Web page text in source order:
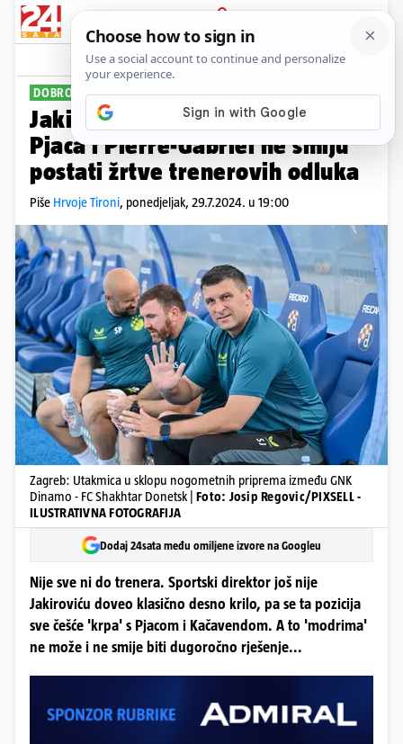
PRIJAVA
Sport Komentari
DOBRO JE, ALI... PLUS+
Jakirovićeve igre sa sastavom:
Pjaca i Pierre-Gabriel ne smiju
postati žrtve trenerovih odluka
Piše Hrvoje Tironi, ponedjeljak, 29.7.2024. u 19:00
Zagreb: Utakmica u sklopu nogometnih priprema između GNK
Dinamo - FC Shakhtar Donetsk | Foto: Josip Regovic/PIXSELL -
ILUSTRATIVNA FOTOGRAFIJA
Dodaj 24sata među omiljene izvore na Googleu
Nije sve ni do trenera. Sportski direktor još nije
Jakiroviću doveo klasično desno krilo, pa se ta pozicija
sve češće 'krpa' s Pjacom i Kačavendom. A to 'modrima'
ne može i ne smije biti dugoročno rješenje...